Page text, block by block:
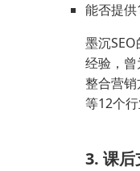
能否提
墨沉
经验，
整合营
等12个行
3. 课后